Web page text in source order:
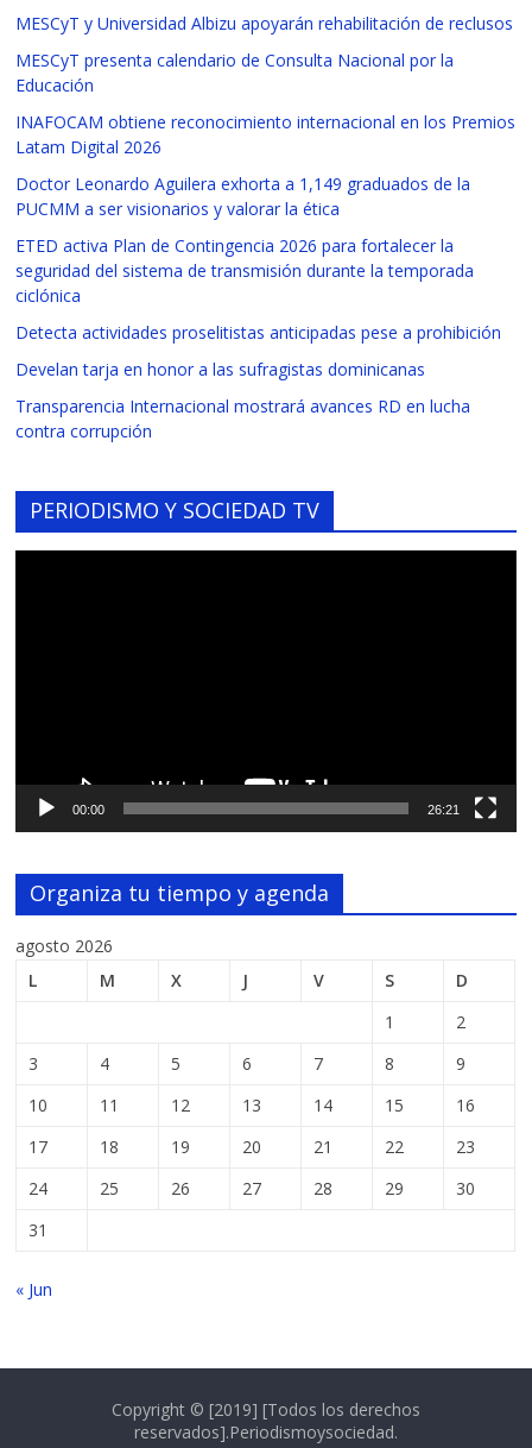
MESCyT y Universidad Albizu apoyarán rehabilitación de reclusos
MESCyT presenta calendario de Consulta Nacional por la
Educación
INAFOCAM obtiene reconocimiento internacional en los Premios
Latam Digital 2026
Doctor Leonardo Aguilera exhorta a 1,149 graduados de la
PUCMM a ser visionarios y valorar la ética
ETED activa Plan de Contingencia 2026 para fortalecer la
seguridad del sistema de transmisión durante la temporada
ciclónica
Detecta actividades proselitistas anticipadas pese a prohibición
Develan tarja en honor a las sufragistas dominicanas
Transparencia Internacional mostrará avances RD en lucha
contra corrupción
PERIODISMO Y SOCIEDAD TV
00:00 26:21
Organiza tu tiempo y agenda
agosto 2026
L
M X J V S
D
1
2
3
4 5 6 7 8
9
10
11 12 13 14 15
16
17
18 19 20 21 22
23
24
25 26 27 28 29
30
31
« Jun
Copyright © [2019] [Todos los derechos
reservados].Periodismoysociedad.